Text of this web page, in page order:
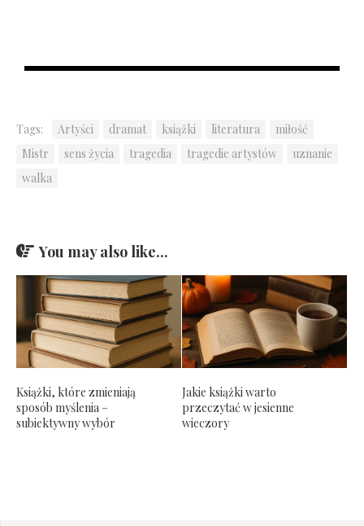
Tags: Artyści dramat książki literatura
miłość
Mistr
sens życia tragedia tragedie artystów
uznanie
walka
You may also like...
Książki, które zmieniają
sposób myślenia –
subiektywny wybór
Jakie książki warto
przeczytać w jesienne
wieczory